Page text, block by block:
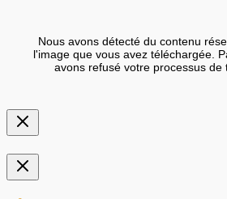
Nous avons détecté du contenu
l'image que vous avez téléchargée.
avons refusé votre processus de